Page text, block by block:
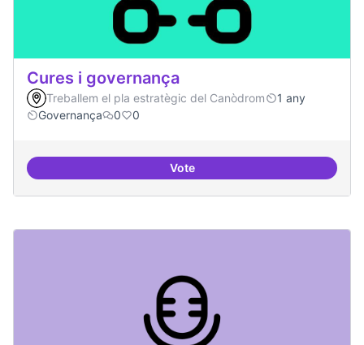
Cures i governança
Treballem el pla estratègic del Canòdrom
1 any
Governança
0 0
VoteCures i governança